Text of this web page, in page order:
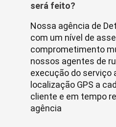
será feito?
Nossa agência de
com um nível de
comprometimento
nossos agentes de
execução do serviço
localização GPS a
cliente e em tempo
agência